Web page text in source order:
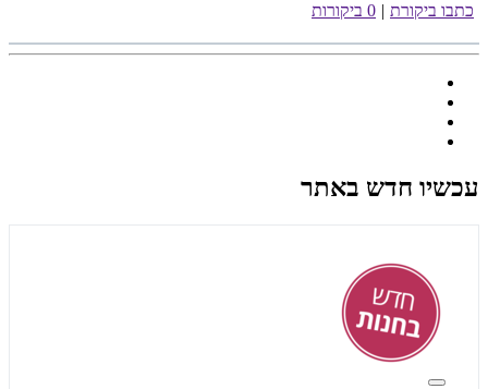
כתבו ביקורת | 0 ביקורות
עכשיו חדש באתר